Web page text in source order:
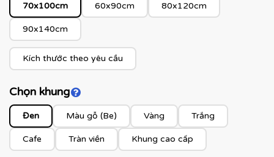
70x100cm 60x90cm 80x120cm
90x140cm
Kích thước theo yêu cầu
Chọn khungClick để xem màu khung
Đen Màu gỗ (Be) Vàng Trắng
Cafe Tràn viền Khung cao cấp